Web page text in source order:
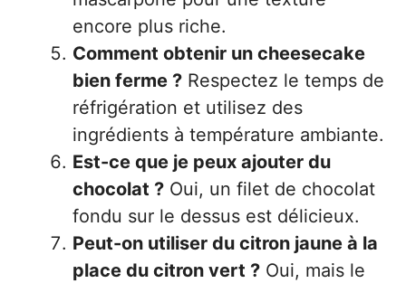
encore plus riche.
Comment obtenir un cheesecake
bien ferme ? Respectez le temps de
réfrigération et utilisez des
ingrédients à température ambiante.
Est-ce que je peux ajouter du
chocolat ? Oui, un filet de chocolat
fondu sur le dessus est délicieux.
Peut-on utiliser du citron jaune à la
place du citron vert ? Oui, mais le